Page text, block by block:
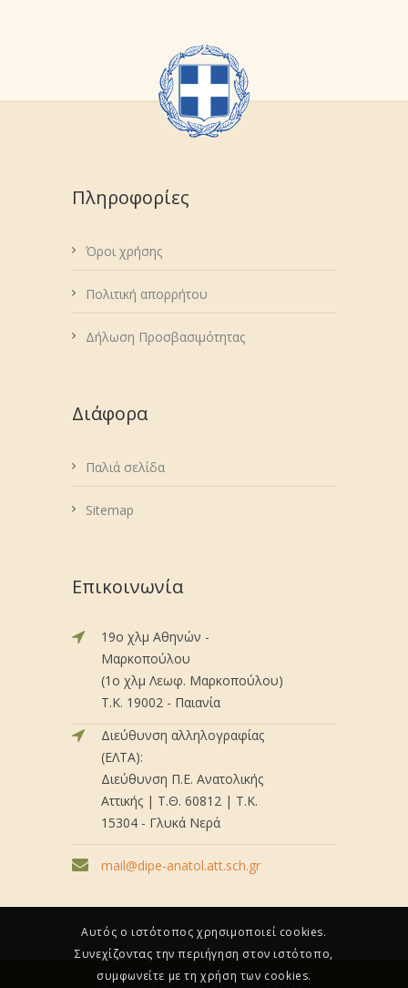
Πληροφορίες
Όροι χρήσης
Πολιτική απορρήτου
Δήλωση Προσβασιμότητας
Διάφορα
Παλιά σελίδα
Sitemap
Επικοινωνία
19ο χλμ Αθηνών -
Μαρκοπούλου
(1ο χλμ Λεωφ. Μαρκοπούλου)
Τ.Κ. 19002 - Παιανία
Διεύθυνση αλληλογραφίας
(ΕΛΤΑ):
Διεύθυνση Π.Ε. Ανατολικής
Αττικής | Τ.Θ. 60812 | Τ.Κ.
15304 - Γλυκά Νερά
mail@dipe-anatol.att.sch.gr
Αυτός ο ιστότοπος χρησιμοποιεί cookies.
Συνεχίζοντας την περιήγηση στον ιστότοπο,
συμφωνείτε με τη χρήση των cookies.